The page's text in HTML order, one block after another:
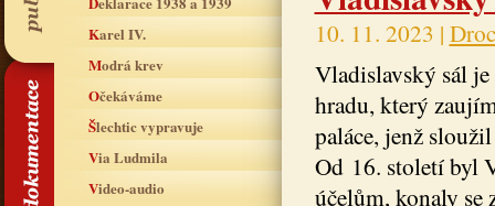
Karel IV.
Modrá krev
Očekáváme
Šlechtic vypravuje
Via Ludmila
Video-audio
10. 11. 2023 |
Vladislavský sál
hradu, který
paláce, jenž
Od 16. století byl
účelům, konaly se